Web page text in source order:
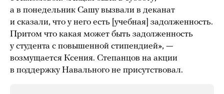
а в понедельник Сашу вызвали в деканат
и сказали, что у него есть [учебная] задолженность.
Притом что какая может быть задолженность
у студента с повышенной стипендией», —
возмущается Ксения. Степанцов на акции
в поддержку Навального не присутствовал.